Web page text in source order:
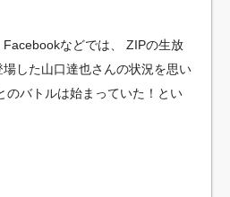
などでは、
ZIPの生放
した山口達也さんの状況を思い
のバトルは始まっていた！とい